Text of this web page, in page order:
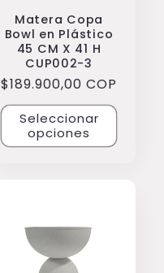
Matera Copa
Bowl en Plástico
45 CM X 41 H
CUP002-3
Precio
habitual
$189.900,00 COP
Seleccionar
opciones